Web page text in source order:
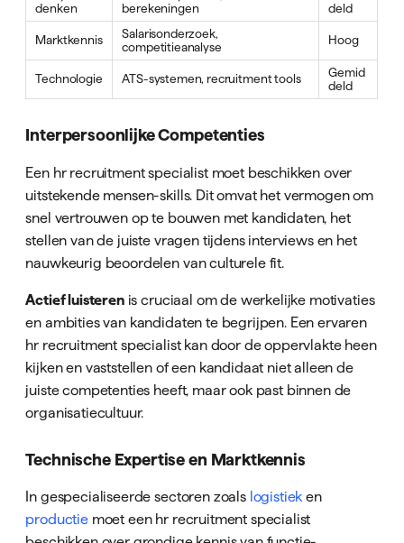
denken
berekeningen
deld
Marktkennis
Salarisonderzoek,
competitieanalyse
Hoog
Technologie ATS-systemen, recruitment tools
Gemid
deld
Interpersoonlijke Competenties
Een hr recruitment specialist moet beschikken over
uitstekende mensen-skills. Dit omvat het vermogen om
snel vertrouwen op te bouwen met kandidaten, het
stellen van de juiste vragen tijdens interviews en het
nauwkeurig beoordelen van culturele fit.
Actief luisterenis cruciaal om de werkelijke motivaties
en ambities van kandidaten te begrijpen. Een ervaren
hr recruitment specialist kan door de oppervlakte heen
kijken en vaststellen of een kandidaat niet alleen de
juiste competenties heeft, maar ook past binnen de
organisatiecultuur.
Technische Expertise en Marktkennis
In gespecialiseerde sectoren zoals logistiek en
productiemoet een hr recruitment specialist